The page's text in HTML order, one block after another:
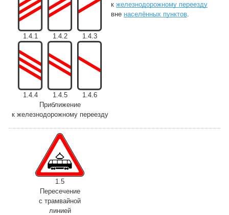
1.4.1 1.4.2 1.4.3
1.4.4 1.4.5
1.4.6
Приближение
к железнодорожному переезду
к железнодорожному переезду
вне населённых пунктов.
1.5
Пересечение
с трамвайной
линией